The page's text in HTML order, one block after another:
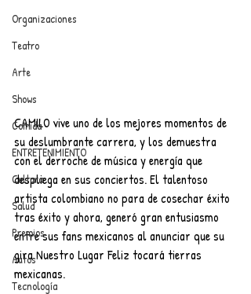
ANUNCIATE CON NOSOTROS
PARA MÁS INFORMACIÓN:
dinamicaseltrendytop@gmail.com
Organizaciones
Teatro
Arte
Shows
Comida
ENTRETENIMIENTO
Cultura
Salud
Premios
Autos
Tecnología
CAMILO vive uno de los mejores momentos de
su deslumbrante carrera, y los demuestra
con el derroche de música y energía que
despliega en sus conciertos. El talentoso
artista colombiano no para de cosechar éxito
tras éxito y ahora, generó gran entusiasmo
entre sus fans mexicanos al anunciar que su
gira Nuestro Lugar Feliz tocará tierras
mexicanas.